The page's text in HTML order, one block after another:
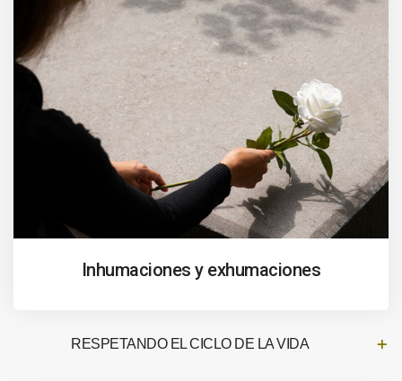
Inhumaciones y exhumaciones
RESPETANDO EL CICLO DE LA VIDA